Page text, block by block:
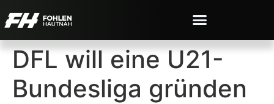
DFL will eine U21-
Bundesliga gründen